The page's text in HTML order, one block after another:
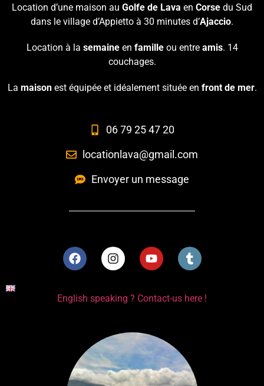
Location d’une maison au Golfe de Lava en Corse du Sud
dans le village d’Appietto à 30 minutes d’Ajaccio.
Location à la semaineen familleou entre amis. 14
couchages.
La maisonest équipée et idéalement située en front de mer.
06 79 25 47 20
locationlava@gmail.com
Envoyer un message
English speaking ? Contact-us here !